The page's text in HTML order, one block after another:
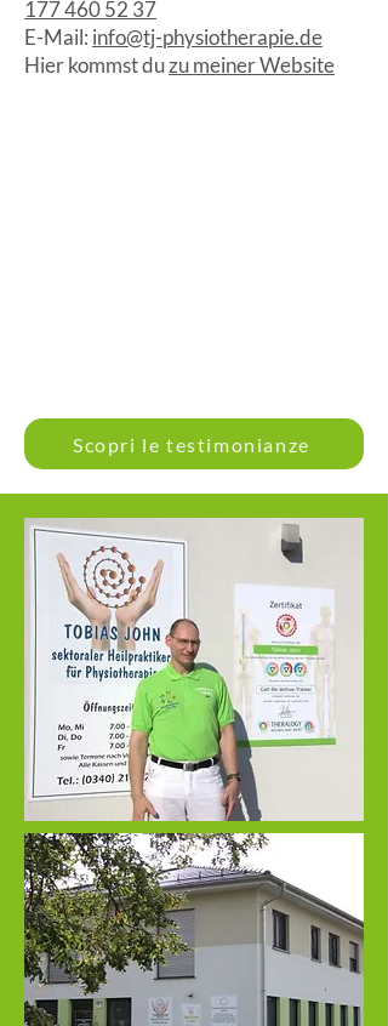
177 460 52 37
E-Mail: info@tj-physiotherapie.de
Hier kommst duzu meiner Website
Scopri le testimonianze